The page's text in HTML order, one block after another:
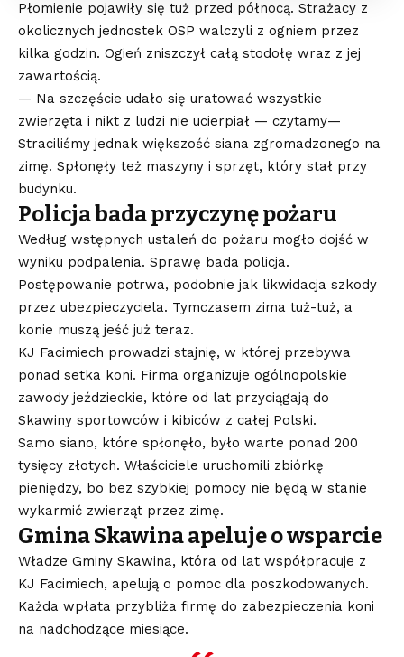
Płomienie pojawiły się tuż przed północą. Strażacy z
okolicznych jednostek OSP walczyli z ogniem przez
kilka godzin. Ogień zniszczył całą stodołę wraz z jej
zawartością.
— Na szczęście udało się uratować wszystkie
zwierzęta i nikt z ludzi nie ucierpiał — czytamy—
Straciliśmy jednak większość siana zgromadzonego na
zimę. Spłonęły też maszyny i sprzęt, który stał przy
budynku.
Policja bada przyczynę pożaru
Według wstępnych ustaleń do pożaru mogło dojść w
wyniku podpalenia. Sprawę bada policja.
Postępowanie potrwa, podobnie jak likwidacja szkody
przez ubezpieczyciela. Tymczasem zima tuż-tuż, a
konie muszą jeść już teraz.
KJ Facimiech prowadzi stajnię, w której przebywa
ponad setka koni. Firma organizuje ogólnopolskie
zawody jeździeckie, które od lat przyciągają do
Skawiny sportowców i kibiców z całej Polski.
Samo siano, które spłonęło, było warte ponad 200
tysięcy złotych. Właściciele uruchomili zbiórkę
pieniędzy, bo bez szybkiej pomocy nie będą w stanie
wykarmić zwierząt przez zimę.
Gmina Skawina apeluje o wsparcie
Władze Gminy Skawina, która od lat współpracuje z
KJ Facimiech, apelują o pomoc dla poszkodowanych.
Każda wpłata przybliża firmę do zabezpieczenia koni
na nadchodzące miesiące.